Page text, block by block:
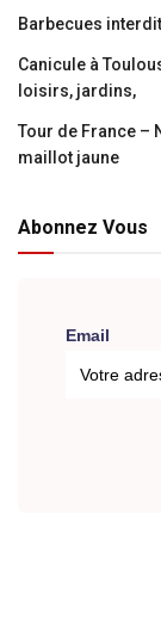
Barbecues
Canicule à
loisirs, jardins,
Tour de France –
maillot jaune
Abonnez Vous
Email